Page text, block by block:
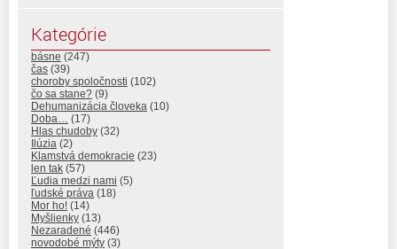
Kategórie
básne (247)
čas (39)
choroby spoločnosti (102)
čo sa stane? (9)
Dehumanizácia človeka (10)
Doba…
(17)
Hlas chudoby (32)
Ilúzia (2)
Klamstvá demokracie (23)
len tak (57)
Ľudia medzi nami (5)
ľudské práva (18)
Mor ho! (14)
Myšlienky (13)
Nezaradené (446)
novodobé mýty (3)